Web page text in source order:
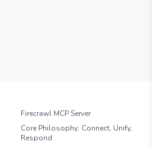
Firecrawl MCP Server
Core Philosophy: Connect, Unify,
Respond